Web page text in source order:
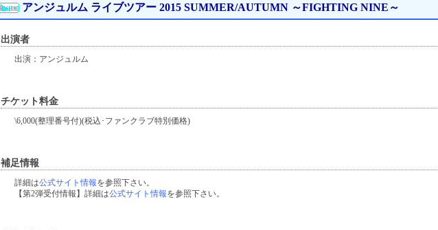
アンジュルム ライブツアー 2015 SUMMER/AUTUMN ～FIGHTING NINE～
出演者
出演：アンジュルム
チケット料金
\6,000(整理番号付)(税込･ファンクラブ特別価格)
補足情報
詳細は公式サイト情報を参照下さい。
【第2弾受付情報】詳細は公式サイト情報を参照下さい。